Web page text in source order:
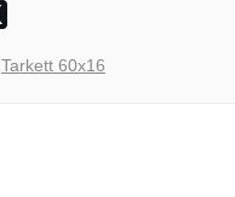
Tarkett 60x16